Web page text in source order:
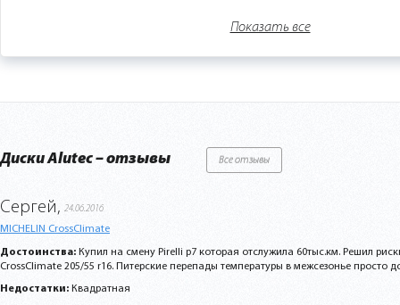
Показать все
Диски Alutec – отзывы Все отзывы
Сергей, 24.06.2016
MICHELIN CrossClimate
Достоинства: Купил на смену Pirelli p7 которая отслужила 60тыс.км. Решил
CrossClimate 205/55 r16. Питерские перепады температуры в межсезонье просто
Недостатки: Квадратная